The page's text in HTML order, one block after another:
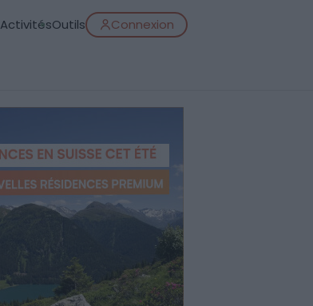
ActivitésOutils Connexion